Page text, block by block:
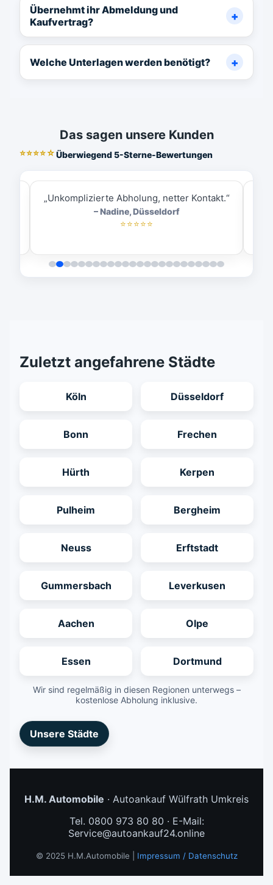
Übernehmt ihr Abmeldung und
Kaufvertrag?
Welche Unterlagen werden benötigt?
Das sagen unsere Kunden
⭐⭐⭐⭐☆Überwiegend 5-Sterne-Bewertungen
„Unkomplizierte Abholung, netter Kontakt.“
– Nadine, Düsseldorf
⭐⭐⭐⭐⭐
Zuletzt angefahrene Städte
Köln Düsseldorf
Bonn Frechen
Hürth Kerpen
Pulheim Bergheim
Neuss Erftstadt
Gummersbach Leverkusen
Aachen Olpe
Essen Dortmund
Wir sind regelmäßig in diesen Regionen unterwegs –
kostenlose Abholung inklusive.
Unsere Städte
H.M. Automobile · Autoankauf Wülfrath Umkreis
Tel. 0800 973 80 80 · E-Mail:
Service@autoankauf24.online
© 2025 H.M.Automobile | Impressum / Datenschutz